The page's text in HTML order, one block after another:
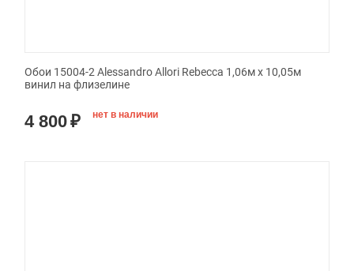
Обои 15004-2 Alessandro Allori Rebecca 1,06м х 10,05м
винил на флизелине
4 800₽ нет в наличии